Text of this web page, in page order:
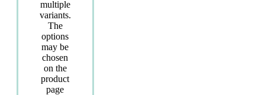
multiple
variants.
The
options
may be
chosen
on the
product
page